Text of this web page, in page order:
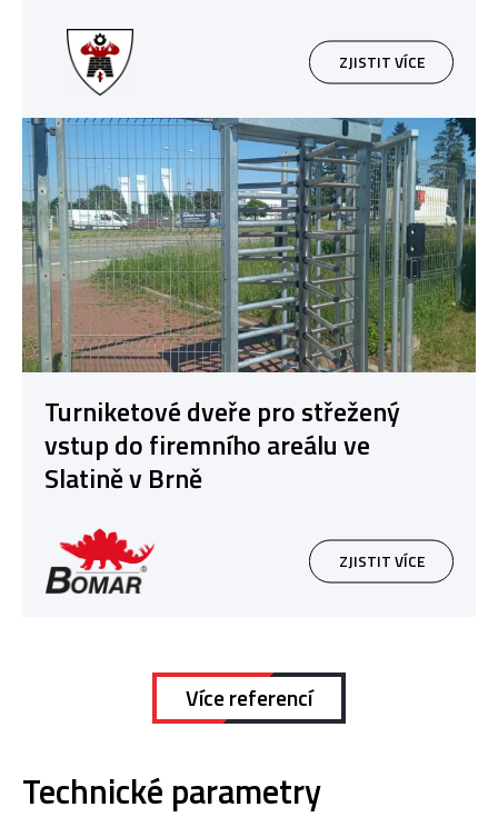
ZJISTIT VÍCE
Turniketové dveře pro střežený
vstup do firemního areálu ve
Slatině v Brně
ZJISTIT VÍCE
Více referencí
Technické parametry